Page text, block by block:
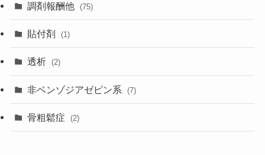
調剤報酬他 (75)
貼付剤 (1)
透析 (2)
非ベンゾジアゼピン系 (7)
骨粗鬆症 (2)